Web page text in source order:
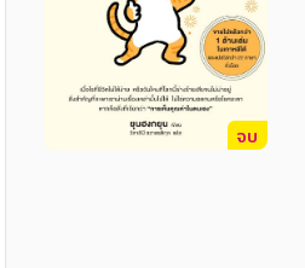
จบ